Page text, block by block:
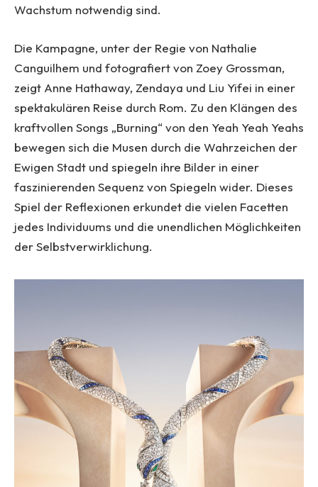
Wachstum notwendig sind.
Die Kampagne, unter der Regie von Nathalie
Canguilhem und fotografiert von Zoey Grossman,
zeigt Anne Hathaway, Zendaya und Liu Yifei in einer
spektakulären Reise durch Rom. Zu den Klängen des
kraftvollen Songs „Burning“ von den Yeah Yeah Yeahs
bewegen sich die Musen durch die Wahrzeichen der
Ewigen Stadt und spiegeln ihre Bilder in einer
faszinierenden Sequenz von Spiegeln wider. Dieses
Spiel der Reflexionen erkundet die vielen Facetten
jedes Individuums und die unendlichen Möglichkeiten
der Selbstverwirklichung.